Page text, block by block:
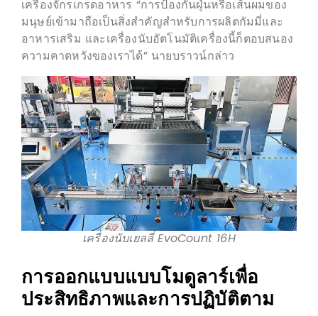
เครื่องจักรเกรดอาหาร “การป้องกันฝุ่นหรือเส้นผมของ
มนุษย์เข้ามาถือเป็นสิ่งสำคัญสำหรับการผลิตกัมมี่และ
อาหารเสริม และเครื่องนับอัตโนมัติเครื่องนี้ก็ตอบสนอง
ความคาดหวังของเราได้” นายบราวน์กล่าว
เครื่องนับเยลลี่ EvoCount 16H
การออกแบบแบบโมดูลาร์เพื่อ
ประสิทธิภาพและการปฏิบัติตาม